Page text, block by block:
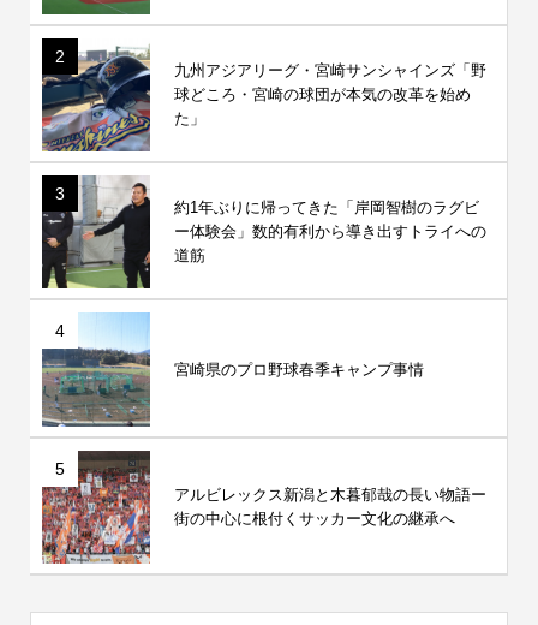
2
九州アジアリーグ・宮崎サンシャインズ「野
球どころ・宮崎の球団が本気の改革を始め
た」
3
約1年ぶりに帰ってきた「岸岡智樹のラグビ
ー体験会」数的有利から導き出すトライへの
道筋
4
宮崎県のプロ野球春季キャンプ事情
5
アルビレックス新潟と木暮郁哉の長い物語ー
街の中心に根付くサッカー文化の継承へ